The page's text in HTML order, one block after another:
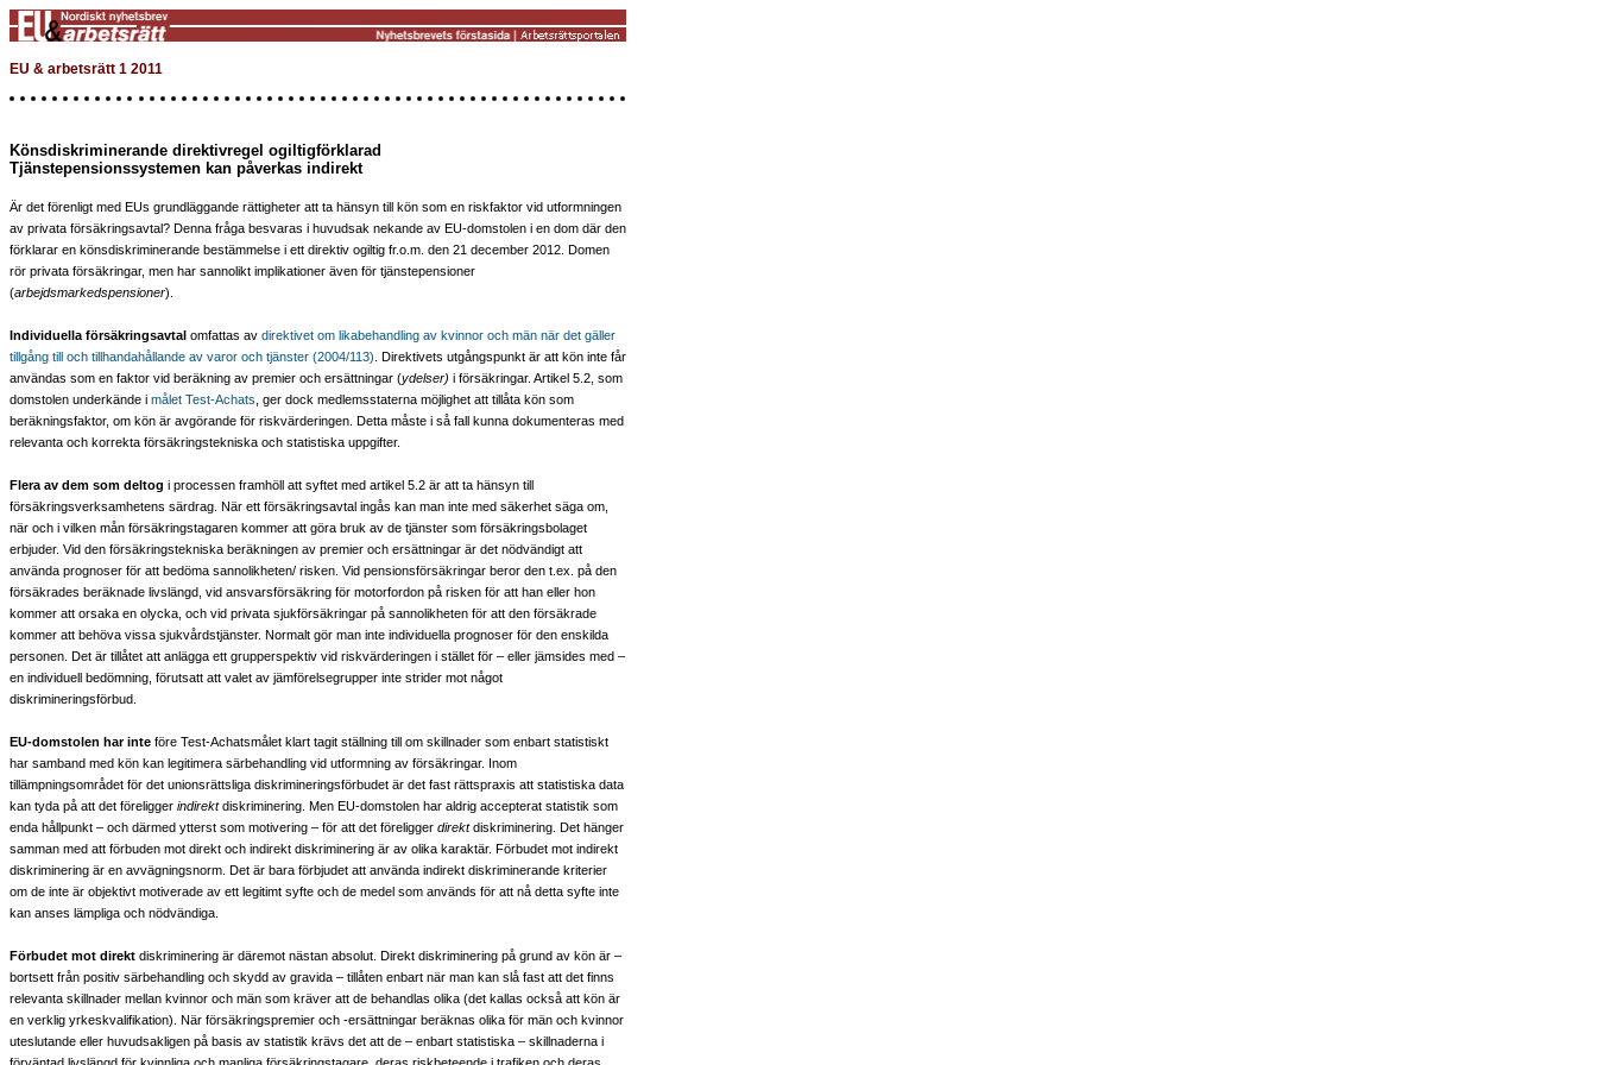
EU & arbetsrätt 1 2011
Könsdiskriminerande direktivregel ogiltigförklarad
Tjänstepensionssystemen kan påverkas indirekt
Är det förenligt med EUs grundläggande rättigheter att ta hänsyn till kön som en riskfaktor vid utformningen
av privata försäkringsavtal? Denna fråga besvaras i huvudsak nekande av EU-domstolen i en dom där den
förklarar en könsdiskriminerande bestämmelse i ett direktiv ogiltig fr.o.m. den 21 december 2012. Domen
rör privata försäkringar, men har sannolikt implikationer även för tjänstepensioner
(arbejdsmarkedspensioner).
Individuella försäkringsavtal omfattas av direktivet om likabehandling av kvinnor och män när det gäller
tillgång till och tillhandahållande av varor och tjänster (2004/113) . Direktivets utgångspunkt är att kön inte får
användas som en faktor vid beräkning av premier och ersättningar (ydelser) i försäkringar. Artikel 5.2, som
domstolen underkände i målet Test-Achats , ger dock medlemsstaterna möjlighet att tillåta kön som
beräkningsfaktor, om kön är avgörande för riskvärderingen. Detta måste i så fall kunna dokumenteras med
relevanta och korrekta försäkringstekniska och statistiska uppgifter.
Flera av dem som deltog i processen framhöll att syftet med artikel 5.2 är att ta hänsyn till
försäkringsverksamhetens särdrag. När ett försäkringsavtal ingås kan man inte med säkerhet säga om,
när och i vilken mån försäkringstagaren kommer att göra bruk av de tjänster som försäkringsbolaget
erbjuder. Vid den försäkringstekniska beräkningen av premier och ersättningar är det nödvändigt att
använda prognoser för att bedöma sannolikheten/ risken. Vid pensionsförsäkringar beror den t.ex. på den
försäkrades beräknade livslängd, vid ansvarsförsäkring för motorfordon på risken för att han eller hon
kommer att orsaka en olycka, och vid privata sjukförsäkringar på sannolikheten för att den försäkrade
kommer att behöva vissa sjukvårdstjänster. Normalt gör man inte individuella prognoser för den enskilda
personen. Det är tillåtet att anlägga ett grupperspektiv vid riskvärderingen i stället för – eller jämsides med –
en individuell bedömning, förutsatt att valet av jämförelsegrupper inte strider mot något
diskrimineringsförbud.
EU-domstolen har inte före Test-Achatsmålet klart tagit ställning till om skillnader som enbart statistiskt
har samband med kön kan legitimera särbehandling vid utformning av försäkringar. Inom
tillämpningsområdet för det unionsrättsliga diskrimineringsförbudet är det fast rättspraxis att statistiska data
kan tyda på att det föreligger indirektdiskriminering. Men EU-domstolen har aldrig accepterat statistik som
enda hållpunkt – och därmed ytterst som motivering – för att det föreligger direktdiskriminering. Det hänger
samman med att förbuden mot direkt och indirekt diskriminering är av olika karaktär. Förbudet mot indirekt
diskriminering är en avvägningsnorm. Det är bara förbjudet att använda indirekt diskriminerande kriterier
om de inte är objektivt motiverade av ett legitimt syfte och de medel som används för att nå detta syfte inte
kan anses lämpliga och nödvändiga.
Förbudet mot direkt diskriminering är däremot nästan absolut. Direkt diskriminering på grund av kön är –
bortsett från positiv särbehandling och skydd av gravida – tillåten enbart när man kan slå fast att det finns
relevanta skillnader mellan kvinnor och män som kräver att de behandlas olika (det kallas också att kön är
en verklig yrkeskvalifikation). När försäkringspremier och -ersättningar beräknas olika för män och kvinnor
uteslutande eller huvudsakligen på basis av statistik krävs det att de – enbart statistiska – skillnaderna i